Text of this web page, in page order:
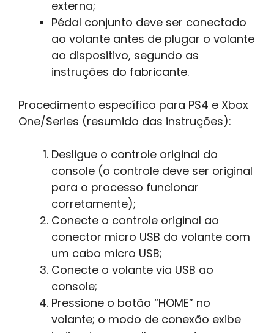
externa;
Pédal conjunto deve ser conectado
ao volante antes de plugar o volante
ao dispositivo, segundo as
instruções do fabricante.
Procedimento específico para PS4 e Xbox
One/Series (resumido das instruções):
Desligue o controle original do
console (o controle deve ser original
para o processo funcionar
corretamente);
Conecte o controle original ao
conector micro USB do volante com
um cabo micro USB;
Conecte o volante via USB ao
console;
Pressione o botão “HOME” no
volante; o modo de conexão exibe